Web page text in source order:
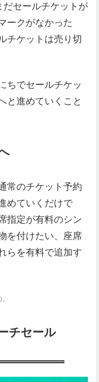
セールチケットが
ークがなかった
チケットは売り切
ちでセールチケッ
と進めていくこと
常のチケット予約
めていくだけで
指定が有料のシン
を付けたい、座席
らを有料で追加す
チセール